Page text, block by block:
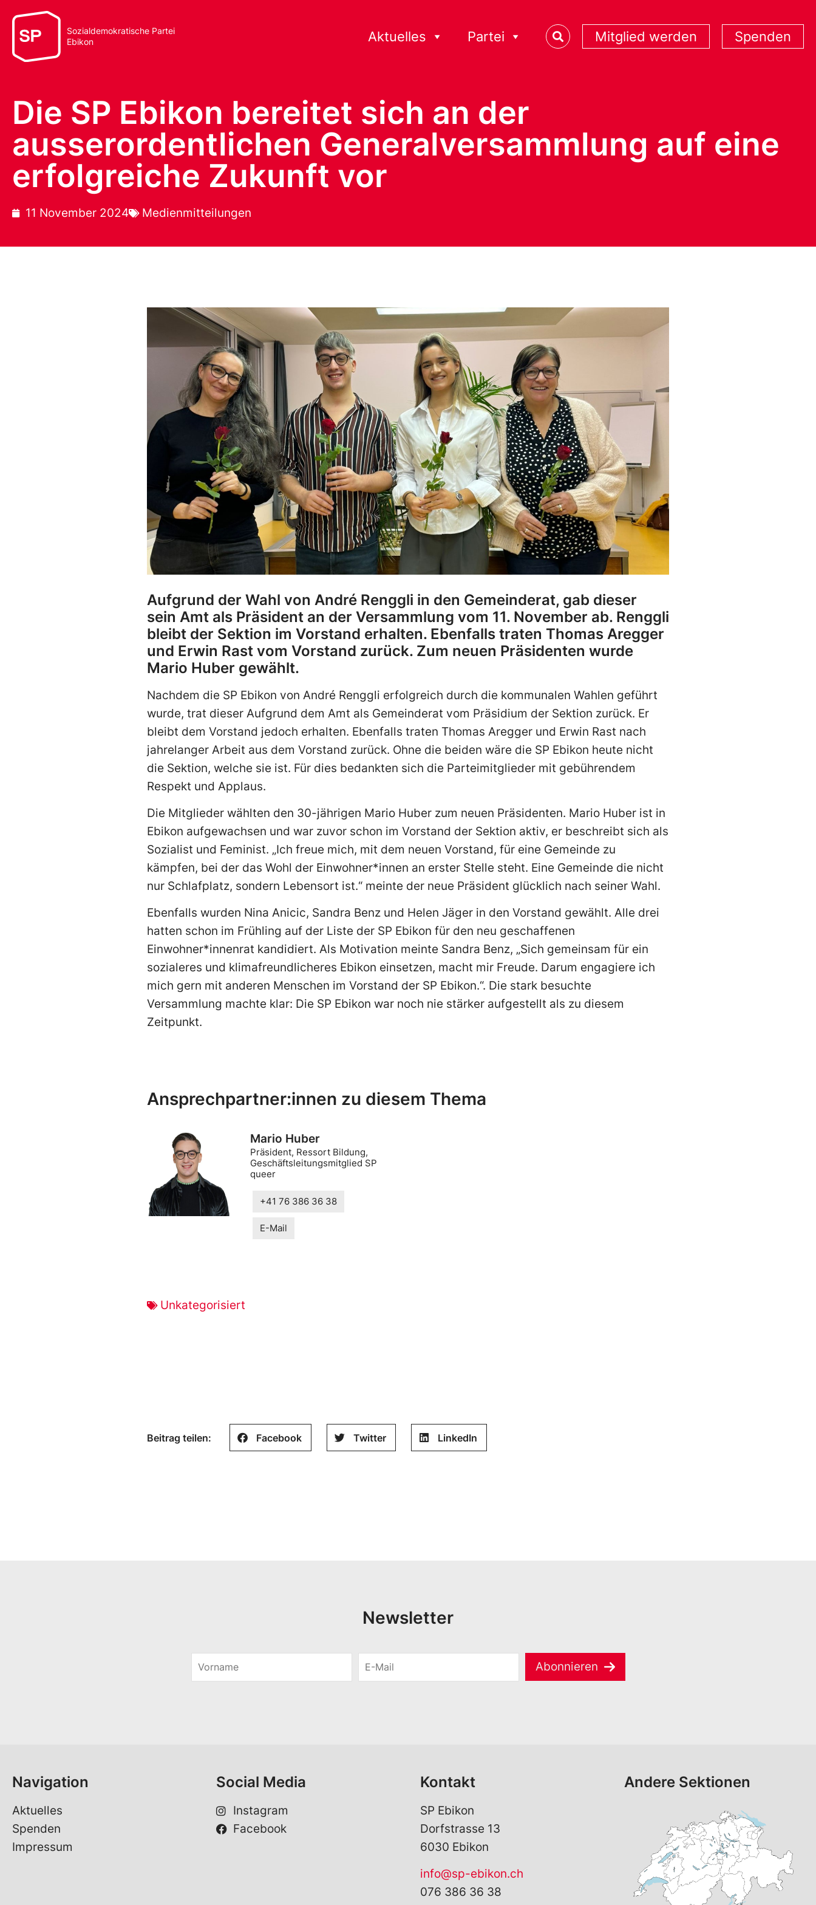
Sozialdemokratische Partei
Ebikon
Aktuelles Partei Mitglied werden Spenden
Die SP Ebikon bereitet sich an der
ausserordentlichen Generalversammlung auf eine
erfolgreiche Zukunft vor
11 November 2024 Medienmitteilungen
Aufgrund der Wahl von André Renggli in den Gemeinderat, gab dieser
sein Amt als Präsident an der Versammlung vom 11. November ab. Renggli
bleibt der Sektion im Vorstand erhalten. Ebenfalls traten Thomas Aregger
und Erwin Rast vom Vorstand zurück. Zum neuen Präsidenten wurde
Mario Huber gewählt.
Nachdem die SP Ebikon von André Renggli erfolgreich durch die kommunalen Wahlen geführt
wurde, trat dieser Aufgrund dem Amt als Gemeinderat vom Präsidium der Sektion zurück. Er
bleibt dem Vorstand jedoch erhalten. Ebenfalls traten Thomas Aregger und Erwin Rast nach
jahrelanger Arbeit aus dem Vorstand zurück. Ohne die beiden wäre die SP Ebikon heute nicht
die Sektion, welche sie ist. Für dies bedankten sich die Parteimitglieder mit gebührendem
Respekt und Applaus.
Die Mitglieder wählten den 30-jährigen Mario Huber zum neuen Präsidenten. Mario Huber ist in
Ebikon aufgewachsen und war zuvor schon im Vorstand der Sektion aktiv, er beschreibt sich als
Sozialist und Feminist. „Ich freue mich, mit dem neuen Vorstand, für eine Gemeinde zu
kämpfen, bei der das Wohl der Einwohner*innen an erster Stelle steht. Eine Gemeinde die nicht
nur Schlafplatz, sondern Lebensort ist.“ meinte der neue Präsident glücklich nach seiner Wahl.
Ebenfalls wurden Nina Anicic, Sandra Benz und Helen Jäger in den Vorstand gewählt. Alle drei
hatten schon im Frühling auf der Liste der SP Ebikon für den neu geschaffenen
Einwohner*innenrat kandidiert. Als Motivation meinte Sandra Benz, „Sich gemeinsam für ein
sozialeres und klimafreundlicheres Ebikon einsetzen, macht mir Freude. Darum engagiere ich
mich gern mit anderen Menschen im Vorstand der SP Ebikon.“. Die stark besuchte
Versammlung machte klar: Die SP Ebikon war noch nie stärker aufgestellt als zu diesem
Zeitpunkt.
Ansprechpartner:innen zu diesem Thema
Mario Huber
Präsident, Ressort Bildung,
Geschäftsleitungsmitglied SP
queer
+41 76 386 36 38
E-Mail
Unkategorisiert
Beitrag teilen: Facebook Twitter LinkedIn
Newsletter
r
M
Abonnieren
Navigation
Aktuelles
Spenden
Impressum
Social Media
Instagram
Facebook
Kontakt
SP Ebikon
Dorfstrasse 13
6030 Ebikon
info@sp-ebikon.ch
076 386 36 38
Andere Sektionen